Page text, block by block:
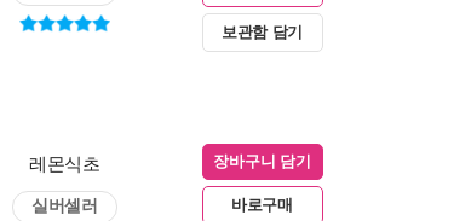
보관함 담기
레몬식초
실버셀러
장바구니 담기
바로구매